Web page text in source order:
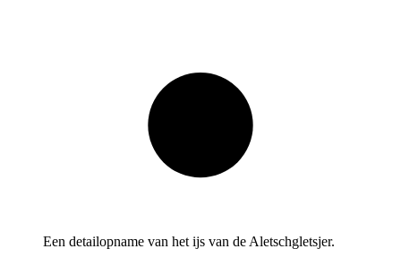
Een detailopname van het ijs van de Aletschgletsjer.